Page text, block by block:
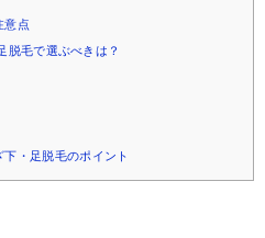
意点
毛で選ぶべきは？
・足脱毛のポイント